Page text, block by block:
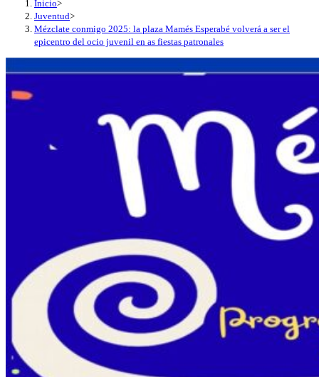
Inicio>
Juventud>
Mézclate conmigo 2025: la plaza Mamés Esperabé volverá a ser el
epicentro del ocio juvenil en as fiestas patronales